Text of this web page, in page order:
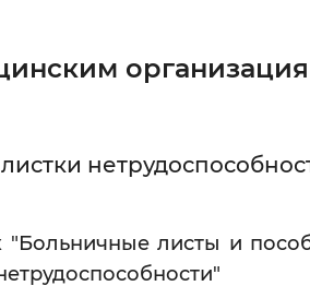
Увеличенный
засечек С засечками
Увеличенный
"Больничные листы и